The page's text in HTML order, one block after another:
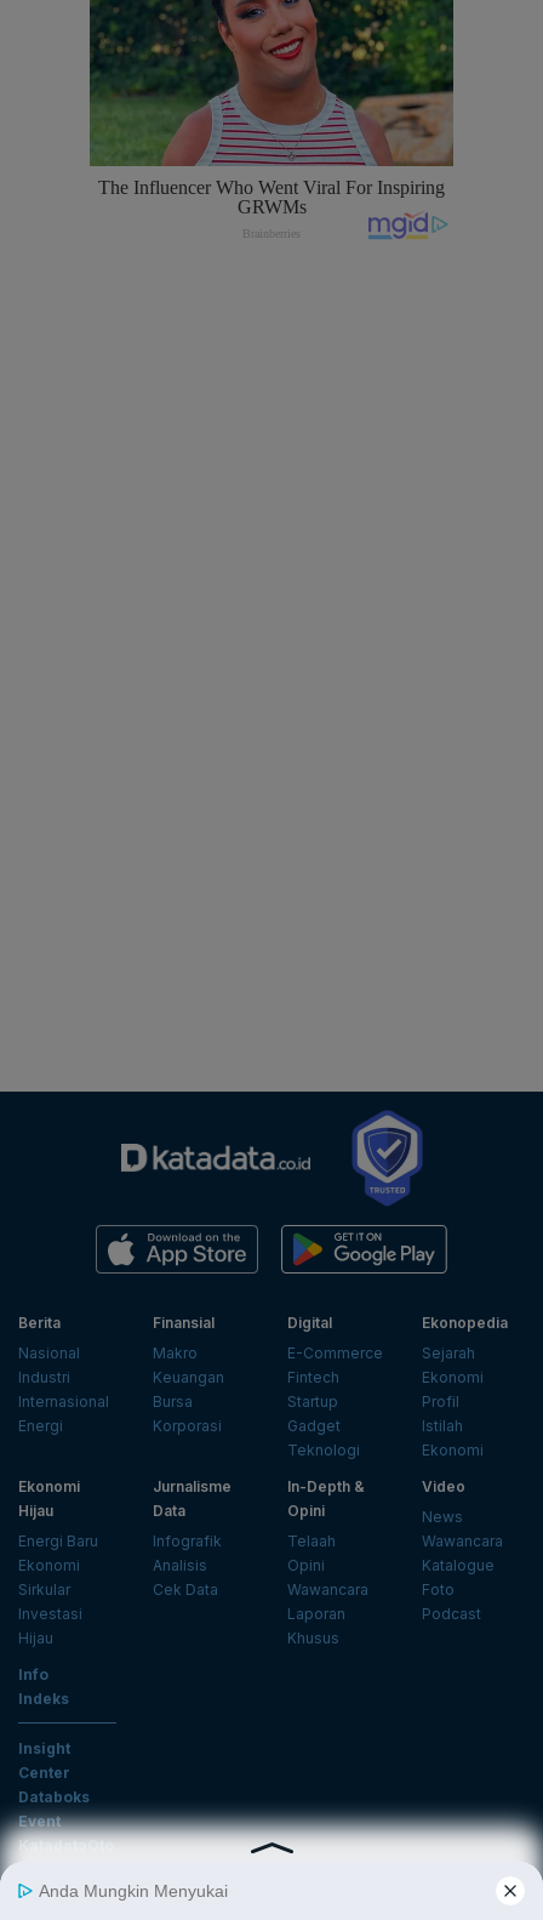
Berita
Nasional
Industri
Internasional
Energi
Finansial
Makro
Keuangan
Bursa
Korporasi
Digital
E-Commerce
Fintech
Startup
Gadget
Teknologi
Ekonopedia
Sejarah
Ekonomi
Profil
Istilah
Ekonomi
Ekonomi
Hijau
Energi Baru
Ekonomi
Sirkular
Investasi
Hijau
Jurnalisme
Data
Infografik
Analisis
Cek Data
In-Depth &
Opini
Telaah
Opini
Wawancara
Laporan
Khusus
Video
News
Wawancara
Katalogue
Foto
Podcast
Info
Indeks
Insight
Center
Databoks
Event
KatadataOto